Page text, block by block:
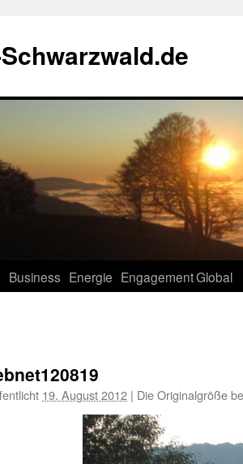
Business Energie EngagementGlobal
19. August 2012 | Die Originalgröße